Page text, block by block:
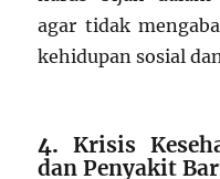
agar tidak
kehidupan sosial
4.Krisis
dan Penyakit